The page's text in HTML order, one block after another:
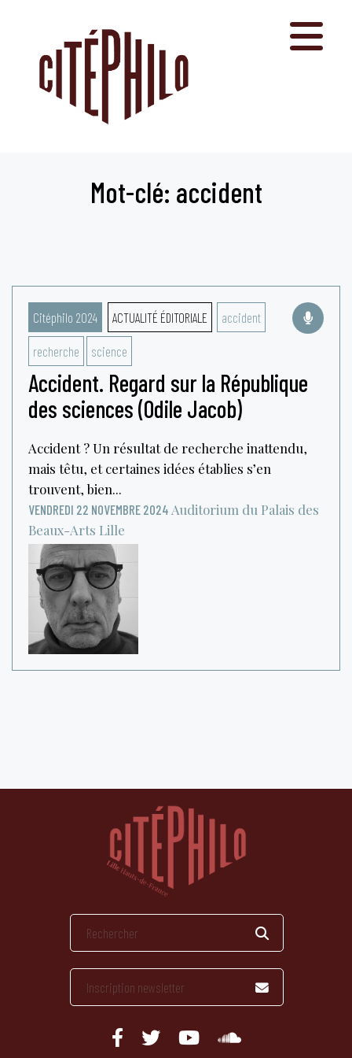
Mot-clé: accident
Citéphilo 2024 ACTUALITÉ ÉDITORIALE accident
recherche science
Accident. Regard sur la République
des sciences (Odile Jacob)
Accident ? Un résultat de recherche inattendu,
mais têtu, et certaines idées établies s’en
trouvent, bien...
VENDREDI 22 NOVEMBRE 2024 Auditorium du Palais des
Beaux-Arts Lille